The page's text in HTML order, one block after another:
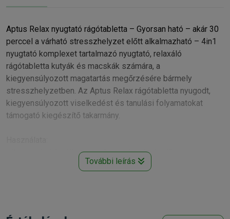
Aptus Relax nyugtató rágótabletta – Gyorsan ható – akár 30
perccel a várható stresszhelyzet előtt alkalmazható – 4in1
nyugtató komplexet tartalmazó nyugtató, relaxáló
rágótabletta kutyák és macskák számára, a
kiegyensúlyozott magatartás megőrzésére bármely
stresszhelyzetben. Az Aptus Relax rágótabletta nyugodt,
kiegyensúlyozott viselkedést és tanulási folyamatokat
támogató kiegészítő takarmány.
• Kozmetikai és állatorvosi beavatkozások előtt
• Szeparációs szorongás esetén
• Kiállítási állatoknál
További leírás